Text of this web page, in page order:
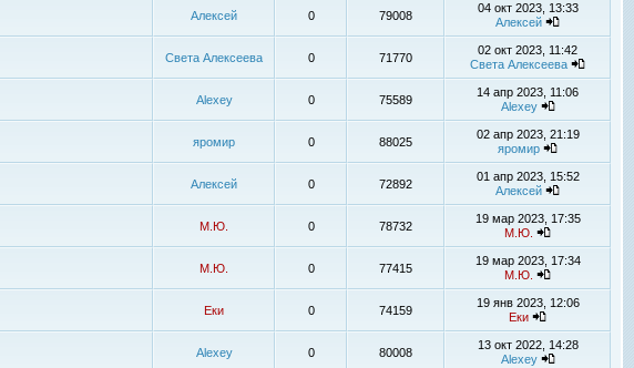
Алексей 0 79008
04 окт 2023, 13:33
Алексей
Света Алексеева 0 71770
02 окт 2023, 11:42
Света Алексеева
Alexey 0 75589
14 апр 2023, 11:06
Alexey
яромир 0 88025
02 апр 2023, 21:19
яромир
Алексей 0 72892
01 апр 2023, 15:52
Алексей
М.Ю. 0 78732
19 мар 2023, 17:35
М.Ю.
М.Ю. 0 77415
19 мар 2023, 17:34
М.Ю.
Еки 0 74159
19 янв 2023, 12:06
Еки
Alexey 0 80008
13 окт 2022, 14:28
Alexey